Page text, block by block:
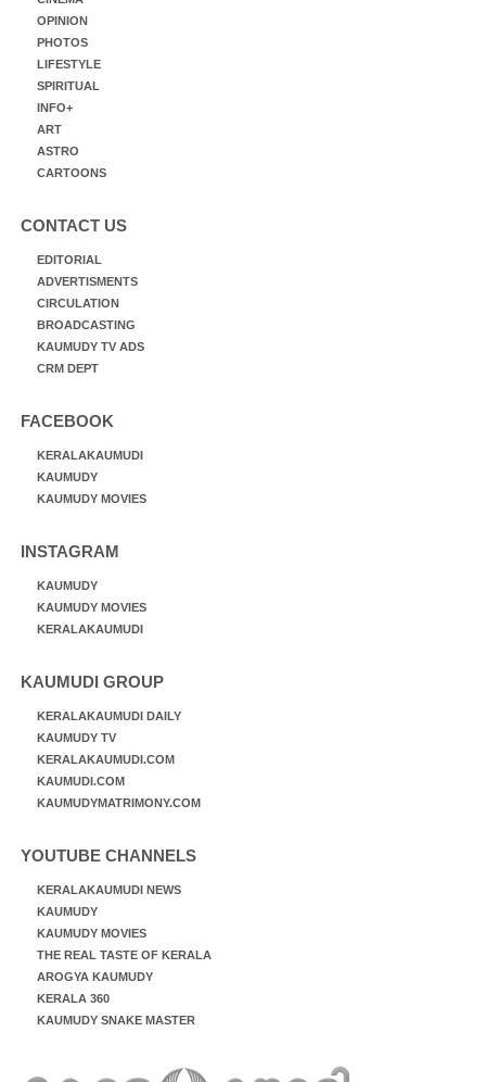
OPINION
PHOTOS
LIFESTYLE
SPIRITUAL
INFO+
ART
ASTRO
CARTOONS
CONTACT US
EDITORIAL
ADVERTISMENTS
CIRCULATION
BROADCASTING
KAUMUDY TV ADS
CRM DEPT
FACEBOOK
KERALAKAUMUDI
KAUMUDY
KAUMUDY MOVIES
INSTAGRAM
KAUMUDY
KAUMUDY MOVIES
KERALAKAUMUDI
KAUMUDI GROUP
KERALAKAUMUDI DAILY
KAUMUDY TV
KERALAKAUMUDI.COM
KAUMUDI.COM
KAUMUDYMATRIMONY.COM
YOUTUBE CHANNELS
KERALAKAUMUDI NEWS
KAUMUDY
KAUMUDY MOVIES
THE REAL TASTE OF KERALA
AROGYA KAUMUDY
KERALA 360
KAUMUDY SNAKE MASTER